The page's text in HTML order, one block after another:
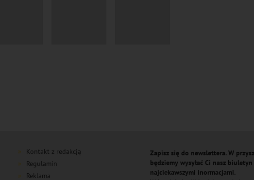
Kontakt z redakcją
Regulamin
Reklama
Zapisz się do newslettera. W
będziemy wysyłać Ci nasz biuletyn
najciekawszymi inormacjami.